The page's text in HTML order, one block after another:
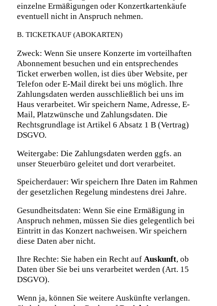
einzelne Ermäßigungen oder Konzertkartenkäufe
eventuell nicht in Anspruch nehmen.
B. TICKETKAUF (ABOKARTEN)
Zweck: Wenn Sie unsere Konzerte im vorteilhaften
Abonnement besuchen und ein entsprechendes
Ticket erwerben wollen, ist dies über Website, per
Telefon oder E-Mail direkt bei uns möglich. Ihre
Zahlungsdaten werden ausschließlich bei uns im
Haus verarbeitet. Wir speichern Name, Adresse, E-
Mail, Platzwünsche und Zahlungsdaten. Die
Rechtsgrundlage ist Artikel 6 Absatz 1 B (Vertrag)
DSGVO.
Weitergabe: Die Zahlungsdaten werden ggfs. an
unser Steuerbüro geleitet und dort verarbeitet.
Speicherdauer: Wir speichern Ihre Daten im Rahmen
der gesetzlichen Regelung mindestens drei Jahre.
Gesundheitsdaten: Wenn Sie eine Ermäßigung in
Anspruch nehmen, müssen Sie dies gelegentlich bei
Eintritt in das Konzert nachweisen. Wir speichern
diese Daten aber nicht.
Ihre Rechte: Sie haben ein Recht auf Auskunft, ob
Daten über Sie bei uns verarbeitet werden (Art. 15
DSGVO).
Wenn ja, können Sie weitere Auskünfte verlangen.